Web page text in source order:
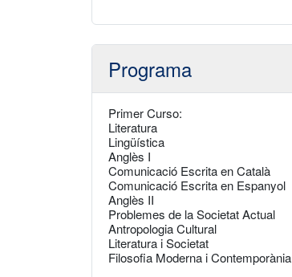
Programa
Primer Curso:
Literatura
Lingüística
Anglès I
Comunicació Escrita en Català
Comunicació Escrita en Espanyol
Anglès II
Problemes de la Societat Actual
Antropologia Cultural
Literatura i Societat
Filosofia Moderna i Contemporània